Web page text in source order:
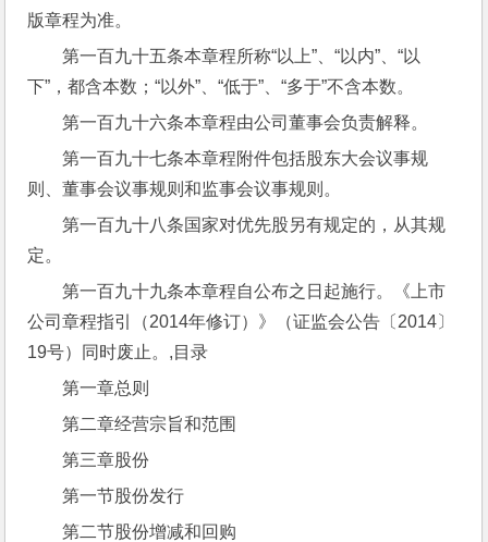
版章程为准。
第一百九十五条本章程所称“以上”、“以内”、“以
下”，都含本数；“以外”、“低于”、“多于”不含本数。
第一百九十六条本章程由公司董事会负责解释。
第一百九十七条本章程附件包括股东大会议事规
则、董事会议事规则和监事会议事规则。
第一百九十八条国家对优先股另有规定的，从其规
定。
第一百九十九条本章程自公布之日起施行。《上市
公司章程指引（2014年修订）》（证监会公告〔2014〕
19号）同时废止。,目录
第一章总则
第二章经营宗旨和范围
第三章股份
第一节股份发行
第二节股份增减和回购